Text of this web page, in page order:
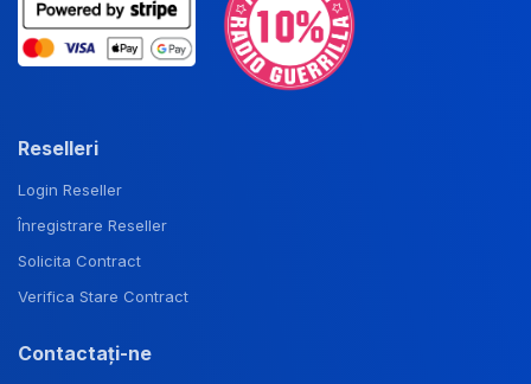
Reselleri
Login Reseller
Înregistrare Reseller
Solicita Contract
Verifica Stare Contract
Contactați-ne